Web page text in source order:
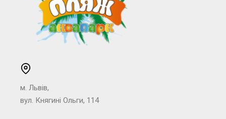
м. Львів,
вул. Княгині Ольги, 114